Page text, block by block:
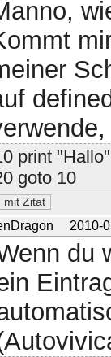
print "Hallo"
goto 10
2010-
du